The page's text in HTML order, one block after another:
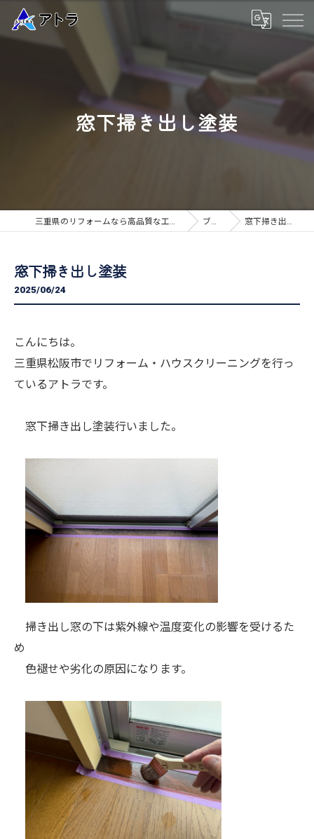
窓下掃き出し塗装
三重県のリフォームなら高品質な工事のアトラ ブログ 窓下掃き出し塗装
窓下掃き出し塗装
2025/06/24
こんにちは。
三重県松阪市でリフォーム・ハウスクリーニングを行っ
ているアトラです。
窓下掃き出し塗装行いました。
掃き出し窓の下は紫外線や温度変化の影響を受けるた
め
色褪せや劣化の原因になります。